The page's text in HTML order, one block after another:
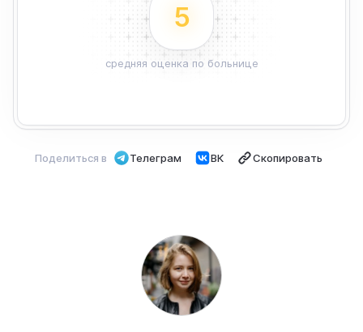
5
средняя оценка по больнице
Поделиться в Телеграм ВК Скопировать